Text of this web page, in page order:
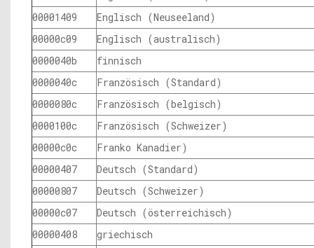
00001409
Englisch (Neuseeland)
00000c09
Englisch (australisch)
0000040b
finnisch
0000040c
Französisch (Standard)
0000080c
Französisch (belgisch)
0000100c
Französisch (Schweizer)
00000c0c
Franko Kanadier)
00000407
Deutsch (Standard)
00000807
Deutsch (Schweizer)
00000c07
Deutsch (österreichisch)
00000408
griechisch